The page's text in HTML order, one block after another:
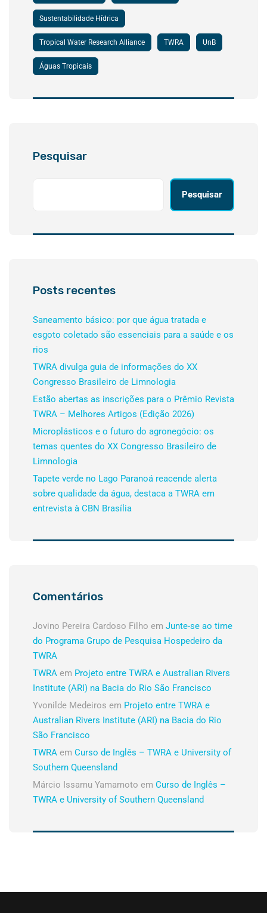
Sustentabilidade Hídrica
Tropical Water Research Alliance TWRA UnB
Águas Tropicais
Pesquisar
Pesquisar
Posts recentes
Saneamento básico: por que água tratada e
esgoto coletado são essenciais para a saúde e os
rios
TWRA divulga guia de informações do XX
Congresso Brasileiro de Limnologia
Estão abertas as inscrições para o Prêmio Revista
TWRA – Melhores Artigos (Edição 2026)
Microplásticos e o futuro do agronegócio: os
temas quentes do XX Congresso Brasileiro de
Limnologia
Tapete verde no Lago Paranoá reacende alerta
sobre qualidade da água, destaca a TWRA em
entrevista à CBN Brasília
Comentários
Jovino Pereira Cardoso Filho em Junte-se ao time
do Programa Grupo de Pesquisa Hospedeiro da
TWRA
TWRA em Projeto entre TWRA e Australian Rivers
Institute (ARI) na Bacia do Rio São Francisco
Yvonilde Medeiros em Projeto entre TWRA e
Australian Rivers Institute (ARI) na Bacia do Rio
São Francisco
TWRA em Curso de Inglês – TWRA e University of
Southern Queensland
Márcio Issamu Yamamoto em Curso de Inglês –
TWRA e University of Southern Queensland